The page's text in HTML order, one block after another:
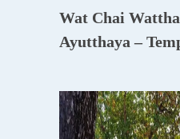
Wat Chai
Ayutthaya –